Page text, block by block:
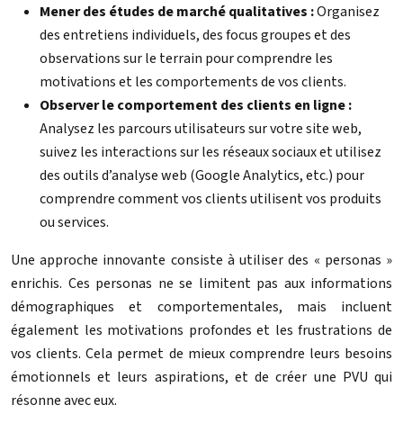
Mener des études de marché qualitatives :Organisez
des entretiens individuels, des focus groupes et des
observations sur le terrain pour comprendre les
motivations et les comportements de vos clients.
Observer le comportement des clients en ligne :
Analysez les parcours utilisateurs sur votre site web,
suivez les interactions sur les réseaux sociaux et utilisez
des outils d’analyse web (Google Analytics, etc.) pour
comprendre comment vos clients utilisent vos produits
ou services.
Une approche innovante consiste à utiliser des « personas »
enrichis. Ces personas ne se limitent pas aux informations
démographiques et comportementales, mais incluent
également les motivations profondes et les frustrations de
vos clients. Cela permet de mieux comprendre leurs besoins
émotionnels et leurs aspirations, et de créer une PVU qui
résonne avec eux.